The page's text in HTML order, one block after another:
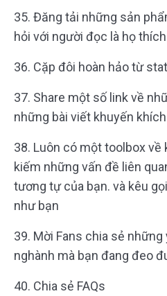
35. Đăng tải những sản
hỏi với người đọc là họ
36. Cặp đôi hoàn hảo từ
37. Share một số link về
những bài viết khuyến
38. Luôn có một toolbox về
kiếm những vấn đề liên
tương tự của bạn. và kêu
như bạn
39. Mời Fans chia sẻ
nghành mà bạn đang đeo
40. Chia sẻ FAQs